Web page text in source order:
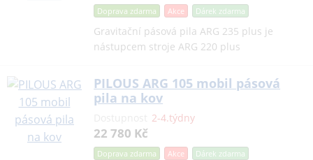
Doprava zdarma Akce Dárek zdarma
Gravitační pásová pila ARG 235 plus je
nástupcem stroje ARG 220 plus
PILOUS ARG 105 mobil pásová
pila na kov
2-4.týdny
22 780 Kč
Doprava zdarma Akce Dárek zdarma